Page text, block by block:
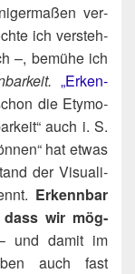
ver­
ich ver­steh­
–, bemü­he ich
bar­keit. „Erken­
die Ety­mo­
auch i. S.
hat etwas
der Visua­li­
Erkenn­bar
dass wir mög­
und damit im
auch fast